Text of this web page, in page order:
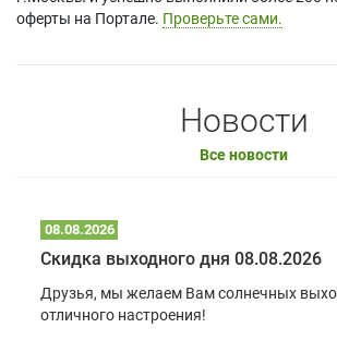
оферты на Портале. Проверьте сами.
Новости
Все новости
08.08.2026
Скидка выходного дня 08.08.2026
Друзья, мы желаем Вам солнечных
отличного настроения!